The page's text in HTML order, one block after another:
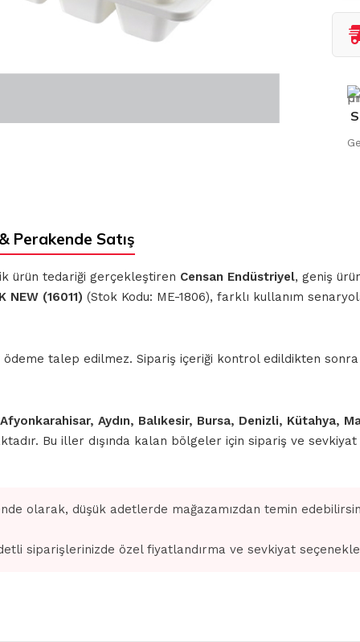
Perakende Satış
ürün tedariği gerçekleştiren Censan Endüstriyel, geniş
NEW (16011) (Stok Kodu: ME-1806), farklı kullanım
talep edilmez. Sipariş içeriği kontrol edildikten
Aydın, Balıkesir, Bursa, Denizli, Kütahya,
Bu iller dışında kalan bölgeler için sipariş ve
olarak, düşük adetlerde mağazamızdan temin
siparişlerinizde özel fiyatlandırma ve sevkiyat